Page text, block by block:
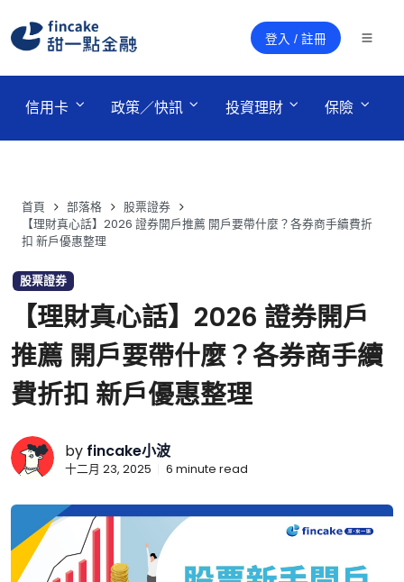
登入 / 註冊
信用卡 政策／快訊 投資理財 保險
首頁 部落格
股票證券
【理財真心話】2026 證券開戶推薦 開戶要帶什麼？各券商手續費折
扣 新戶優惠整理
股票證券
【理財真心話】2026 證券開戶
推薦 開戶要帶什麼？各券商手續
費折扣 新戶優惠整理
by fincake小波
十二月 23, 2025 6 minute read